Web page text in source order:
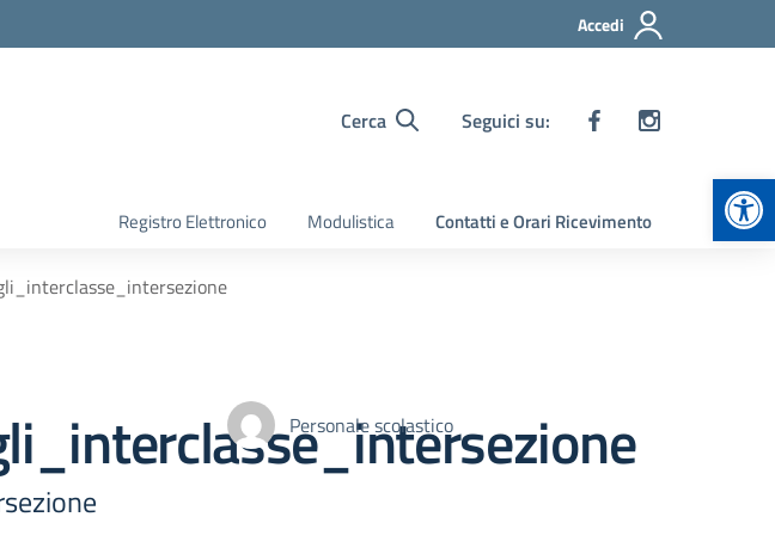
Accedi
Cerca Seguici su:
Registro Elettronico Modulistica Contatti e Orari Ricevimento
Personale scolastico